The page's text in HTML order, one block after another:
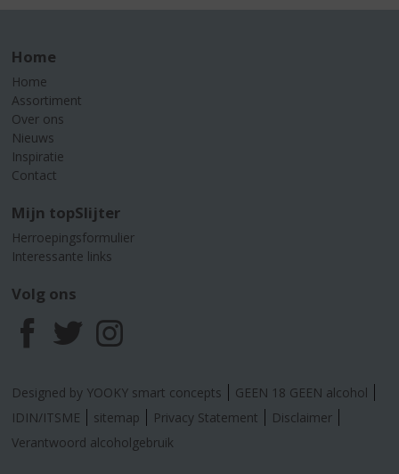
Home
Home
Assortiment
Over ons
Nieuws
Inspiratie
Contact
Mijn topSlijter
Herroepingsformulier
Interessante links
Volg ons
F
a
c
T
w
i
I
n
s
Designed by YOOKY smart concepts
GEEN 18 GEEN alcohol
IDIN/ITSME
sitemap Privacy Statement
Disclaimer
Verantwoord alcoholgebruik